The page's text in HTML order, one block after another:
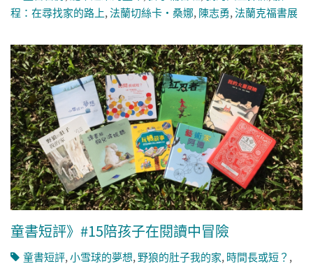
程：在尋找家的路上,法蘭切絲卡‧桑娜,陳志勇,法蘭克福書展
童書短評》#15陪孩子在閱讀中冒險
童書短評,小雪球的夢想, 野狼的肚子我的家, 時間長或短？ ,